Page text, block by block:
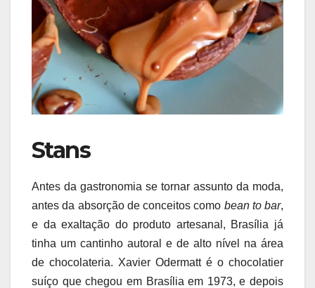
Stans
Antes da gastronomia se tornar assunto da moda,
antes da absorção de conceitos como bean to bar,
e da exaltação do produto artesanal, Brasília já
tinha um cantinho autoral e de alto nível na área
de chocolateria. Xavier Odermatt é o chocolatier
suíço que chegou em Brasília em 1973, e depois